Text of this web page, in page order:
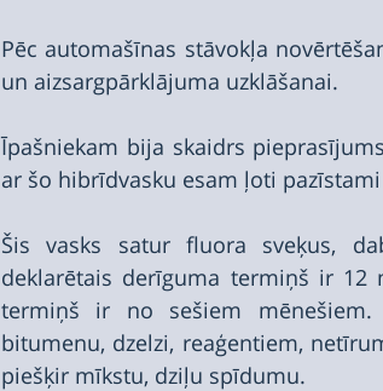
Pēc automašīnas stāvokļa
un aizsargpārklājuma uzklāšanai.
Īpašniekam bija skaidrs
ar šo hibrīdvasku esam ļoti
Šis vasks satur fluora sveķus,
deklarētais derīguma termiņš ir 12
termiņš ir no sešiem mēnešiem.
bitumenu, dzelzi, reaģentiem,
piešķir mīkstu, dziļu spīdumu.